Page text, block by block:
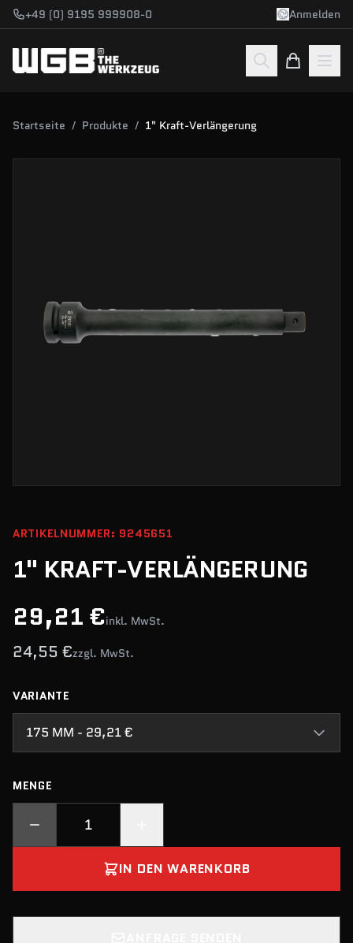
Zum Hauptinhalt springen
+49 (0) 9195 999908-0 Anmelden
Startseite / Produkte / 1" Kraft-Verlängerung
ARTIKELNUMMER: 9245651
1" KRAFT-VERLÄNGERUNG
29,21 €inkl. MwSt.
24,55 €zzgl. MwSt.
VARIANTE
175 MM - 29,21 €
MENGE
IN DEN WARENKORB